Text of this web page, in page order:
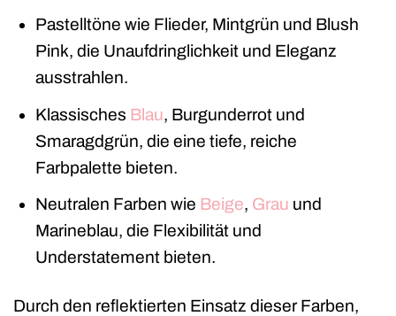
Pastelltöne wie Flieder, Mintgrün und Blush
Pink, die Unaufdringlichkeit und Eleganz
ausstrahlen.
Klassisches Blau, Burgunderrot und
Smaragdgrün, die eine tiefe, reiche
Farbpalette bieten.
Neutralen Farben wie Beige, Grau und
Marineblau, die Flexibilität und
Understatement bieten.
Durch den reflektierten Einsatz dieser Farben,